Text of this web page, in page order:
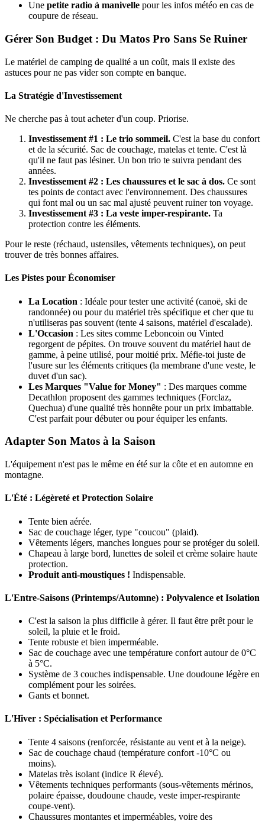
Une petite radio à manivelle pour les infos météo en cas de
coupure de réseau.
Gérer Son Budget : Du Matos Pro Sans Se Ruiner
Le matériel de camping de qualité a un coût, mais il existe des
astuces pour ne pas vider son compte en banque.
La Stratégie d'Investissement
Ne cherche pas à tout acheter d'un coup. Priorise.
Investissement #1 : Le trio sommeil. C'est la base du confort
et de la sécurité. Sac de couchage, matelas et tente. C'est là
qu'il ne faut pas lésiner. Un bon trio te suivra pendant des
années.
Investissement #2 : Les chaussures et le sac à dos. Ce sont
tes points de contact avec l'environnement. Des chaussures
qui font mal ou un sac mal ajusté peuvent ruiner ton voyage.
Investissement #3 : La veste imper-respirante. Ta
protection contre les éléments.
Pour le reste (réchaud, ustensiles, vêtements techniques), on peut
trouver de très bonnes affaires.
Les Pistes pour Économiser
La Location : Idéale pour tester une activité (canoë, ski de
randonnée) ou pour du matériel très spécifique et cher que tu
n'utiliseras pas souvent (tente 4 saisons, matériel d'escalade).
L'Occasion : Les sites comme Leboncoin ou Vinted
regorgent de pépites. On trouve souvent du matériel haut de
gamme, à peine utilisé, pour moitié prix. Méfie-toi juste de
l'usure sur les éléments critiques (la membrane d'une veste, le
duvet d'un sac).
Les Marques "Value for Money" : Des marques comme
Decathlon proposent des gammes techniques (Forclaz,
Quechua) d'une qualité très honnête pour un prix imbattable.
C'est parfait pour débuter ou pour équiper les enfants.
Adapter Son Matos à la Saison
L'équipement n'est pas le même en été sur la côte et en automne en
montagne.
L'Été : Légèreté et Protection Solaire
Tente bien aérée.
Sac de couchage léger, type "coucou" (plaid).
Vêtements légers, manches longues pour se protéger du soleil.
Chapeau à large bord, lunettes de soleil et crème solaire haute
protection.
Produit anti-moustiques ! Indispensable.
L'Entre-Saisons (Printemps/Automne) : Polyvalence et Isolation
C'est la saison la plus difficile à gérer. Il faut être prêt pour le
soleil, la pluie et le froid.
Tente robuste et bien imperméable.
Sac de couchage avec une température confort autour de 0°C
à 5°C.
Système de 3 couches indispensable. Une doudoune légère en
complément pour les soirées.
Gants et bonnet.
L'Hiver : Spécialisation et Performance
Tente 4 saisons (renforcée, résistante au vent et à la neige).
Sac de couchage chaud (température confort -10°C ou
moins).
Matelas très isolant (indice R élevé).
Vêtements techniques performants (sous-vêtements mérinos,
polaire épaisse, doudoune chaude, veste imper-respirante
coupe-vent).
Chaussures montantes et imperméables, voire des